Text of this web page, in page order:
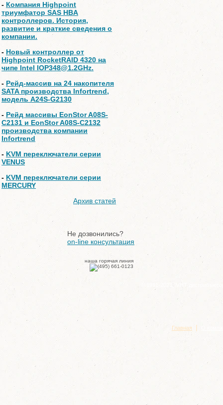
- Компания Highpoint
триумфатор SAS HBA
контроллеров. История,
развитие и краткие сведения о
компании.
- Новый контроллер от
Highpoint RocketRAID 4320 на
чипе Intel IOP348@1.2GHz.
- Рейд-массив на 24 накопителя
SATA производства Infortrend,
модель A24S-G2130
- Рейд массивы EonStor A08S-
C2131 и EonStor A08S-C2132
производства компании
Infortrend
-KVM переключатели серии
VENUS
- KVM переключатели серии
MERCURY
Архив статей
Не дозвонились?
on-line консультация
наша горячая линия
© 1991-2023, МНТ
Главная |